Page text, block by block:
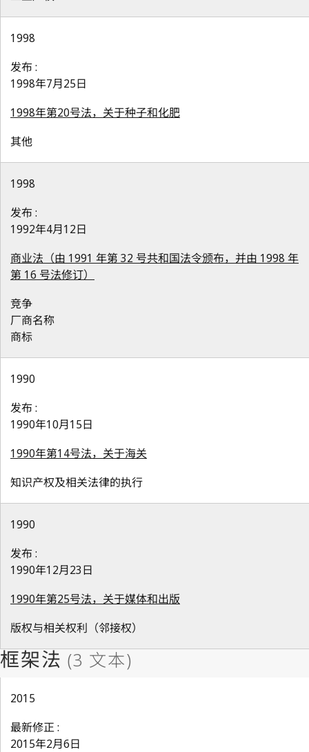
1998
发布 :
1998年7月25日
1998年第20号法，关于种子和化肥
其他
1998
发布 :
1992年4月12日
商业法（由 1991 年第 32 号共和国法令颁布，并由 1998 年
第 16 号法修订）
竞争
厂商名称
商标
1990
发布 :
1990年10月15日
1990年第14号法，关于海关
知识产权及相关法律的执行
1990
发布 :
1990年12月23日
1990年第25号法，关于媒体和出版
版权与相关权利（邻接权）
2015
最新修正 :
2015年2月6日